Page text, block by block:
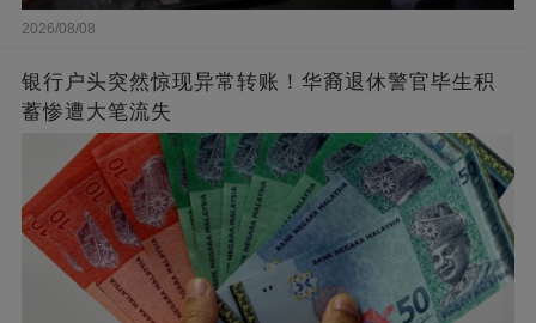
2026/08/08
银行户头突然惊现异常转账！华裔退休警官毕生积
蓄惨遭大笔流失